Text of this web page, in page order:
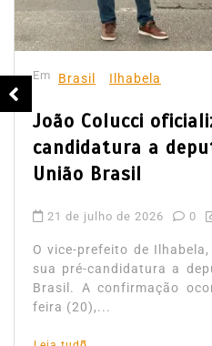
Em Brasil Ilhabela
João Colucci
candidatura a
União Brasil
21 de julho de 2026 0
O vice-prefeito de
sua pré-candidatura a
Brasil. A confirmação
feira (20),...